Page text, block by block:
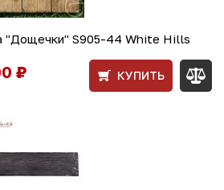
"Дощечки" S905-44 White Hills
₽ КУПИТЬ